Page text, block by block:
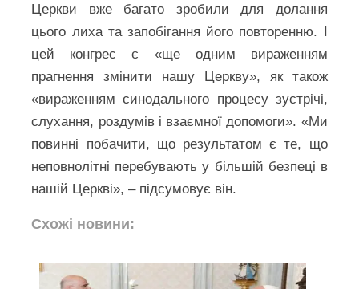
Церкви вже багато зробили для долання
цього лиха та запобігання його повторенню. І
цей конгрес є «ще одним вираженням
прагнення змінити нашу Церкву», як також
«вираженням синодального процесу зустрічі,
слухання, роздумів і взаємної допомоги». «Ми
повинні побачити, що результатом є те, що
неповнолітні перебувають у більшій безпеці в
нашій Церкві», – підсумовує він.
Схожі новини: